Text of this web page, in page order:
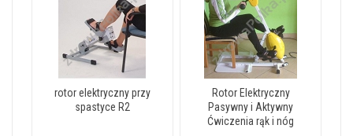
rotor elektryczny przy
spastyce R2
Rotor Elektryczny
Pasywny i Aktywny
Ćwiczenia rąk i nóg